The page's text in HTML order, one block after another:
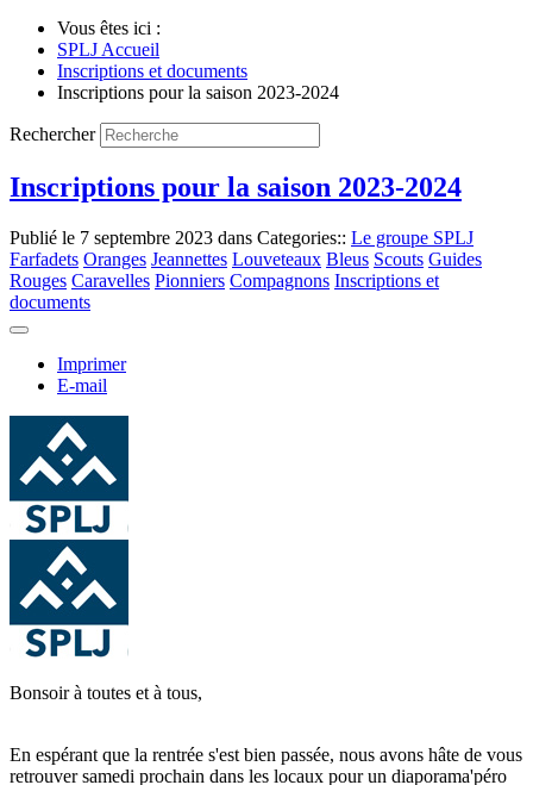
Vous êtes ici :
SPLJ Accueil
Inscriptions et documents
Inscriptions pour la saison 2023-2024
Rechercher
Inscriptions pour la saison 2023-2024
Publié le 7 septembre 2023 dans Categories:: Le groupe SPLJ
Farfadets Oranges Jeannettes Louveteaux Bleus Scouts Guides
Rouges Caravelles Pionniers Compagnons Inscriptions et
documents
Imprimer
E-mail
Bonsoir à toutes et à tous,
En espérant que la rentrée s'est bien passée, nous avons hâte de vous
retrouver samedi prochain dans les locaux pour un diaporama'péro